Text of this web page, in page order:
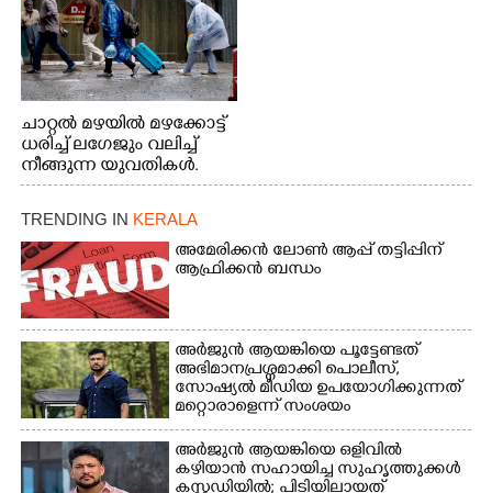
ചാറ്റൽ മഴയിൽ മഴക്കോട്ട്
ധരിച്ച് ലഗേജും വലിച്ച്
നീങ്ങുന്ന യുവതികൾ.
എറണാകുളം മേനകയിൽ
നിന്നുള്ള കാഴ്ച
TRENDING IN KERALA
അമേരിക്കൻ ലോൺ ആപ്പ് തട്ടിപ്പിന്
ആഫ്രിക്കൻ ബന്ധം
അർജുൻ ആയങ്കിയെ പൂട്ടേണ്ടത്
അഭിമാനപ്രശ്നമാക്കി പൊലീസ്,
സാേഷ്യൽ മീഡിയ ഉപയോഗിക്കുന്നത്
മറ്റൊരാളെന്ന് സംശയം
അർജുൻ ആയങ്കിയെ ഒളിവിൽ
കഴിയാൻ സഹായിച്ച സുഹൃത്തുക്കൾ
കസ്റ്റഡിയിൽ; പിടിയിലായത്